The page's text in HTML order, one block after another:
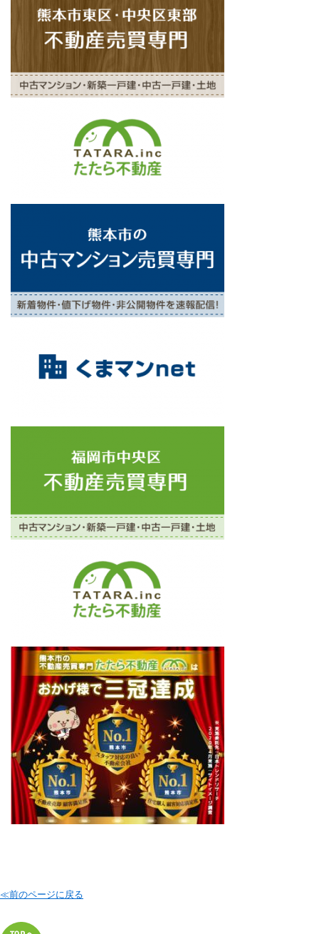
≪前のページに戻る